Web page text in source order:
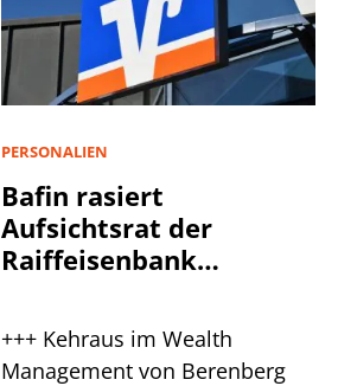
PERSONALIEN
Bafin rasiert
Aufsichtsrat der
Raiffeisenbank
+++ Kehraus im Wealth
Management von Berenberg